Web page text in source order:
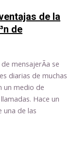
de la
de
mensajerÃ­a se
diarias de muchas
un medio de
Hace un
una de las